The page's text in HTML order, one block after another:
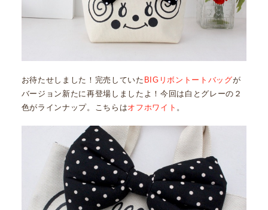
お待たせしました！完売していた BIGリボントートバッグが
バージョン新たに再登場しましたよ！今回は白とグレーの２
色がラインナップ。こちらはオフホワイト 。